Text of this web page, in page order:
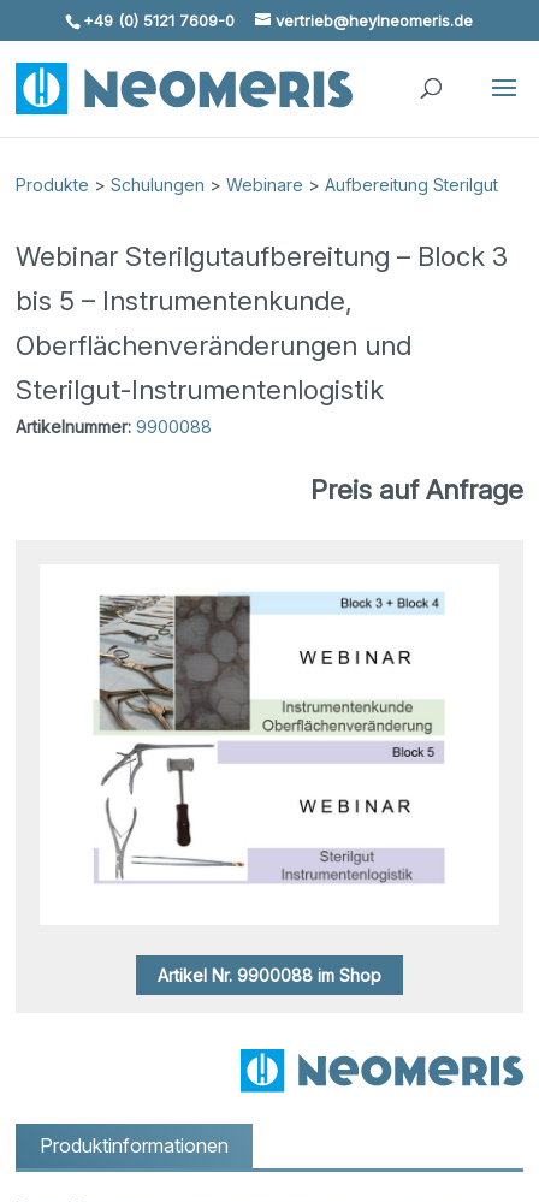
Skip To Content
+49 (0) 5121 7609-0 vertrieb@heylneomeris.de
Produkte >Schulungen >Webinare >Aufbereitung Sterilgut
Webinar Sterilgutaufbereitung – Block 3
bis 5 – Instrumentenkunde,
Oberflächenveränderungen und
Sterilgut-Instrumentenlogistik
Artikelnummer: 9900088
Preis auf Anfrage
Artikel Nr. 9900088 im Shop
Produktinformationen